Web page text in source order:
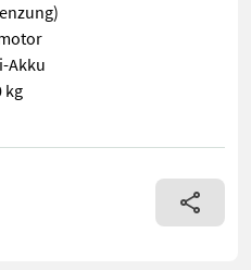
Akku
kg
- AKTION ✔️ Modell :